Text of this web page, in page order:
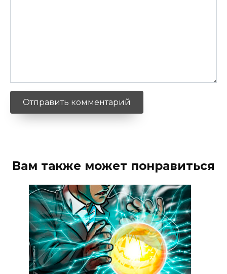
Вам также может понравиться